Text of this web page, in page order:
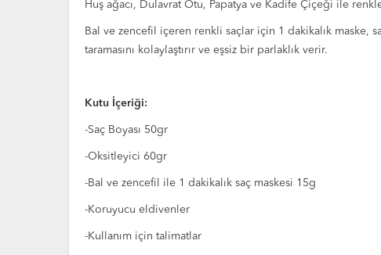
Huş ağacı, Dulavrat Otu, Papatya ve Kadife Çiçeği ile
Bal ve zencefil içeren renkli saçlar için 1 dakikalık maske,
taramasını kolaylaştırır ve eşsiz bir parlaklık verir.
Kutu İçeriği:
-Saç Boyası 50gr
-Oksitleyici 60gr
-Bal ve zencefil ile 1 dakikalık saç maskesi 15g
-Koruyucu eldivenler
-Kullanım için talimatlar